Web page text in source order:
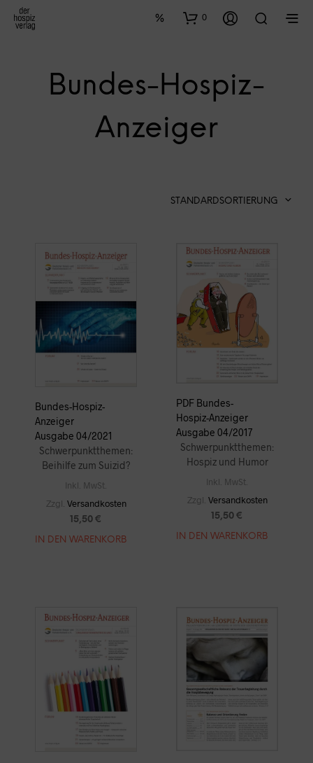
0
Bundes-Hospiz-
Anzeiger
STANDARDSORTIERUNG
Bundes-Hospiz-
Anzeiger
Ausgabe 04/2021
Schwerpunktthemen:
Beihilfe zum Suizid?
Inkl. MwSt.
Zzgl. Versandkosten
15,50€
IN DEN WARENKORB
PDF Bundes-
Hospiz-Anzeiger
Ausgabe 04/2017
Schwerpunktthemen:
Hospiz und Humor
Inkl. MwSt.
Zzgl. Versandkosten
15,50 €
IN DEN WARENKORB